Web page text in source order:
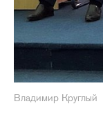
Владимир Круглый